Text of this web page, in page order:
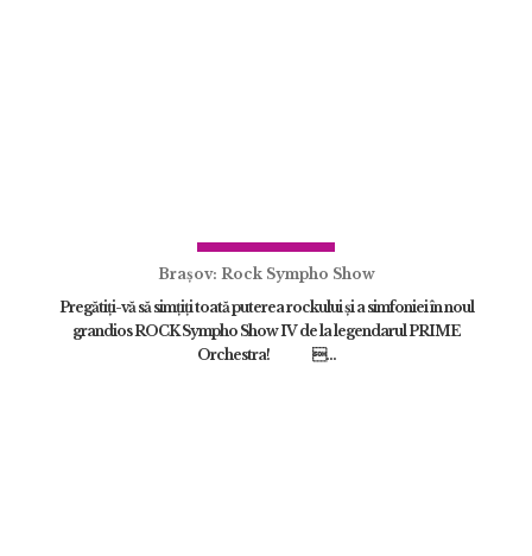
Brașov: Rock Sympho Show
Pregătiți-vă să simțiți toată puterea rockului și a simfoniei în noul
grandios ROCK Sympho Show IV de la legendarul PRIME
Orchestra! ...